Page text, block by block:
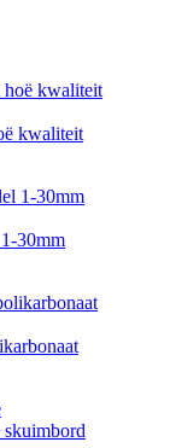
kwaliteit
30mm